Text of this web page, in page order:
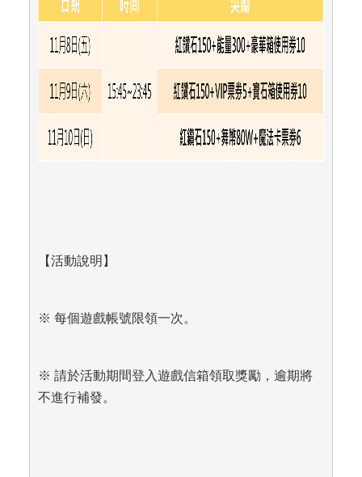
【活動說明】
※ 每個遊戲帳號限領一次。
※ 請於活動期間登入遊戲信箱領取獎勵，逾期將
不進行補發。